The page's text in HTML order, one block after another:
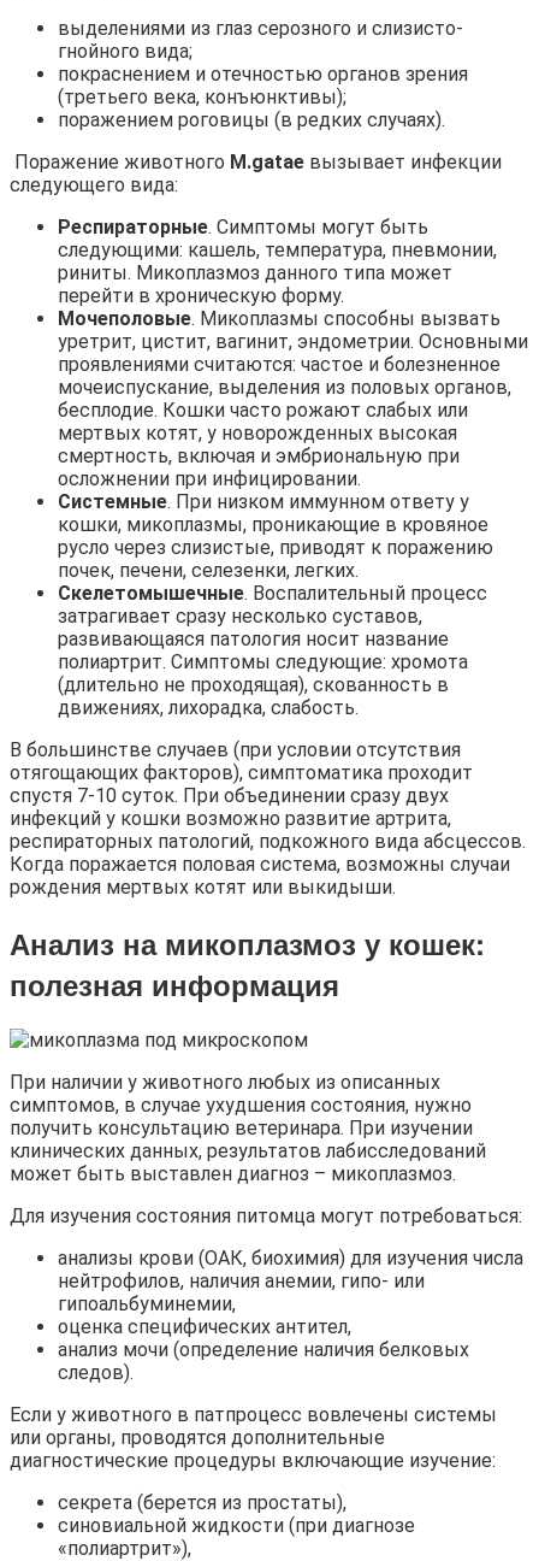
выделениями из глаз серозного и слизисто-
гнойного вида;
покраснением и отечностью органов зрения
(третьего века, конъюнктивы);
поражением роговицы (в редких случаях).
Поражение животного M .gatae вызывает инфекции
следующего вида:
Респираторные. Симптомы могут быть
следующими: кашель, температура, пневмонии,
риниты. Микоплазмоз данного типа может
перейти в хроническую форму.
Мочеполовые. Микоплазмы способны вызвать
уретрит, цистит, вагинит, эндометрии. Основными
проявлениями считаются: частое и болезненное
мочеиспускание, выделения из половых органов,
бесплодие. Кошки часто рожают слабых или
мертвых котят, у новорожденных высокая
смертность, включая и эмбриональную при
осложнении при инфицировании.
Системные. При низком иммунном ответу у
кошки, микоплазмы, проникающие в кровяное
русло через слизистые, приводят к поражению
почек, печени, селезенки, легких.
Скелетомышечные. Воспалительный процесс
затрагивает сразу несколько суставов,
развивающаяся патология носит название
полиартрит. Симптомы следующие: хромота
(длительно не проходящая), скованность в
движениях, лихорадка, слабость.
В большинстве случаев (при условии отсутствия
отягощающих факторов), симптоматика проходит
спустя 7-10 суток. При объединении сразу двух
инфекций у кошки возможно развитие артрита,
респираторных патологий, подкожного вида абсцессов.
Когда поражается половая система, возможны случаи
рождения мертвых котят или выкидыши.
Анализ на микоплазмоз у кошек:
полезная информация
При наличии у животного любых из описанных
симптомов, в случае ухудшения состояния, нужно
получить консультацию ветеринара. При изучении
клинических данных, результатов лабисследований
может быть выставлен диагноз – микоплазмоз.
Для изучения состояния питомца могут потребоваться:
анализы крови (ОАК, биохимия) для изучения числа
нейтрофилов, наличия анемии, гипо- или
гипоальбуминемии,
оценка специфических антител,
анализ мочи (определение наличия белковых
следов).
Если у животного в патпроцесс вовлечены системы
или органы, проводятся дополнительные
диагностические процедуры включающие изучение:
секрета (берется из простаты),
синовиальной жидкости (при диагнозе
«полиартрит»),